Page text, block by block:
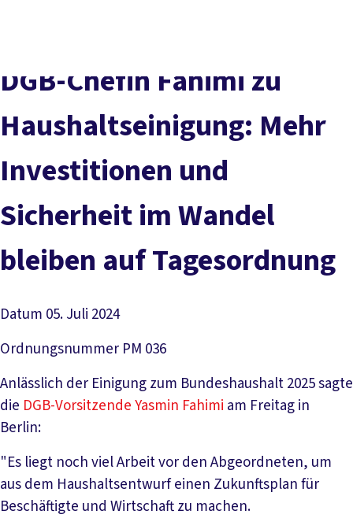
Service
Mitmachen
DGB-Chefin Fahimi zu
Haushaltseinigung: Mehr
Investitionen und
Sicherheit im Wandel
bleiben auf Tagesordnung
Datum 05. Juli 2024
Ordnungsnummer PM 036
Anlässlich der Einigung zum Bundeshaushalt 2025 sagte
die DGB-Vorsitzende Yasmin Fahimi am Freitag in
Berlin:
"Es liegt noch viel Arbeit vor den Abgeordneten, um
aus dem Haushaltsentwurf einen Zukunftsplan für
Beschäftigte und Wirtschaft zu machen.